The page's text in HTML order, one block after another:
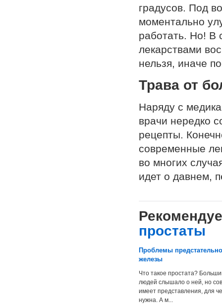
градусов. Под
моментально
работать. Но! В
лекарствами
нельзя, иначе
Трава от
Наряду с
врачи нередко
рецепты.
современные
во многих
идет о давнем,
простаты
Проблемы
железы
Что такое простата?
людей слышало о ней, но
имеет представления, для
нужна. А м...